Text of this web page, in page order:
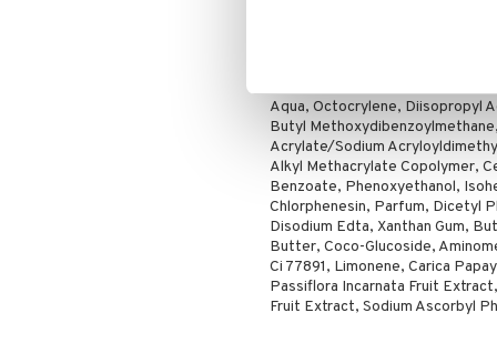
Aqua, Octocrylene, Diisopropyl
Butyl
Acrylate/Sodium
Alkyl Methacrylate Copolymer,
Benzoate, Phenoxyethanol,
Chlorphenesin, Parfum, Dicetyl
Disodium Edta, Xanthan Gum,
Butter, Coco-Glucoside,
Ci 77891, Limonene, Carica
Passiflora Incarnata Fruit
Fruit Extract, Sodium Ascorbyl